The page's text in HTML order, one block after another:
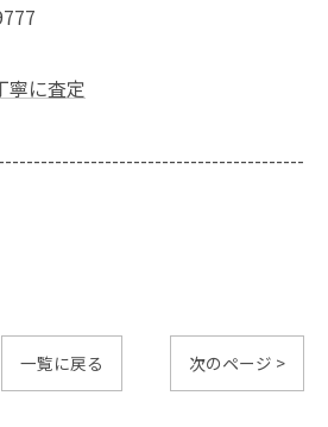
寧に査定
一覧に戻る 次のページ >